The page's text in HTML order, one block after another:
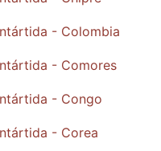
- Colombia
- Comores
- Congo
- Corea